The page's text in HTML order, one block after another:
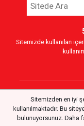
Sitemizde kullanılan
Sitemizden en iyi
kullanılmaktadır. Bu
bulunuyorsunuz. Daha